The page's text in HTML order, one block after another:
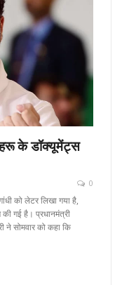
के डॉक्यूमेंट्स
0
को लेटर लिखा गया है,
गई है। प्रधानमंत्री
ने सोमवार को कहा कि